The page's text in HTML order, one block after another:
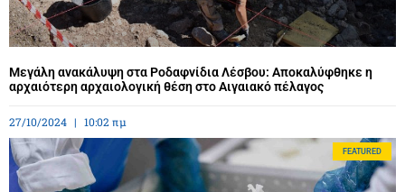
Μεγάλη ανακάλυψη στα Ροδαφνίδια Λέσβου: Αποκαλύφθηκε η
αρχαιότερη αρχαιολογική θέση στο Αιγαιακό πέλαγος
27/10/2024 10:02 πμ
FEATURED